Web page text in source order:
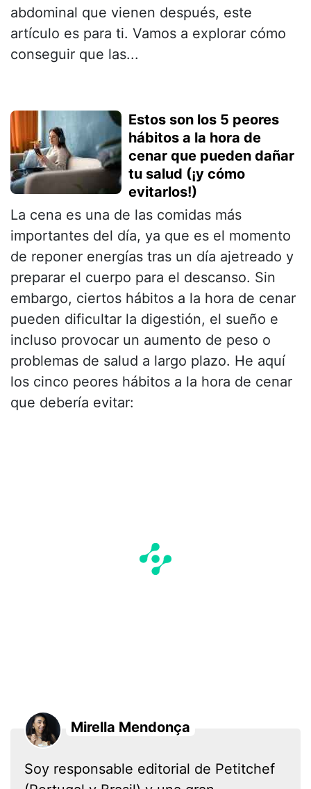
abdominal que vienen después, este
artículo es para ti. Vamos a explorar cómo
conseguir que las...
Estos son los 5 peores
hábitos a la hora de
cenar que pueden dañar
tu salud (¡y cómo
evitarlos!)
La cena es una de las comidas más
importantes del día, ya que es el momento
de reponer energías tras un día ajetreado y
preparar el cuerpo para el descanso. Sin
embargo, ciertos hábitos a la hora de cenar
pueden dificultar la digestión, el sueño e
incluso provocar un aumento de peso o
problemas de salud a largo plazo. He aquí
los cinco peores hábitos a la hora de cenar
que debería evitar:
Mirella Mendonça
Soy responsable editorial de Petitchef